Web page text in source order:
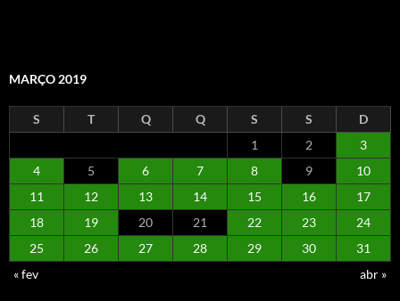
MARÇO 2019
S T Q Q S S
D
1
2
3
4
5 6 7 8 9
10
11
12 13 14 15 16
17
18
19 20 21 22 23
24
25
26 27 28 29 30
31
« fev
abr »